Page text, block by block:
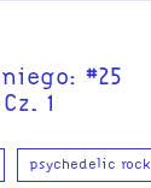
#25
1
psychedelic rock